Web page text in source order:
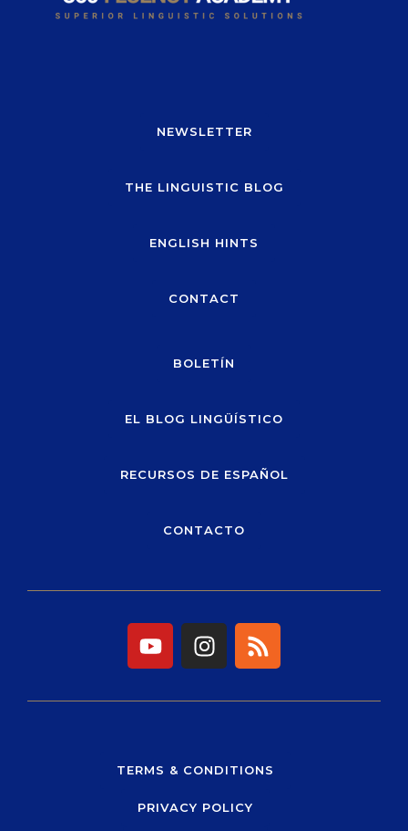
NEWSLETTER
THE LINGUISTIC BLOG
ENGLISH HINTS
CONTACT
BOLETÍN
EL BLOG LINGÜÍSTICO
RECURSOS DE ESPAÑOL
CONTACTO
Y
o
t
e
I
n
t
r
m
R
s
TERMS & CONDITIONS
PRIVACY POLICY